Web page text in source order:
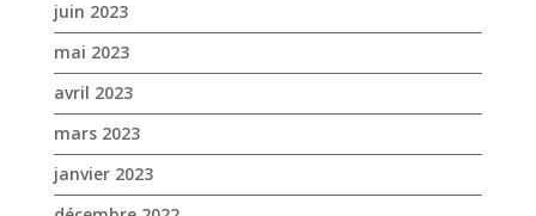
mars 2023
janvier 2023
décembre 2022
novembre 2022
octobre 2022